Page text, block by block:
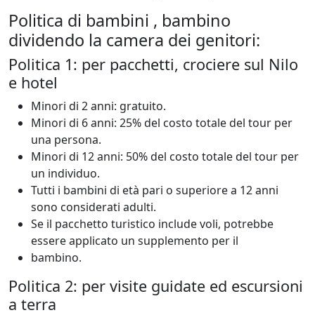
Politica di bambini , bambino
dividendo la camera dei genitori:
Politica 1: per pacchetti, crociere sul Nilo
e hotel
Minori di 2 anni: gratuito.
Minori di 6 anni: 25% del costo totale del tour per
una persona.
Minori di 12 anni: 50% del costo totale del tour per
un individuo.
Tutti i bambini di età pari o superiore a 12 anni
sono considerati adulti.
Se il pacchetto turistico include voli, potrebbe
essere applicato un supplemento per il
bambino.
Politica 2: per visite guidate ed escursioni
a terra